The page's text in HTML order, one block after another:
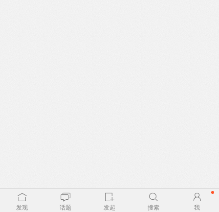
发现 话题 发起 搜索 我